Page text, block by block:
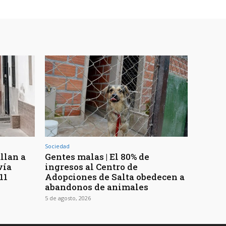
a
Sociedad
Gentes malas | El 80% de
ingresos al Centro de
Adopciones de Salta obedecen a
abandonos de animales
5 de agosto, 2026